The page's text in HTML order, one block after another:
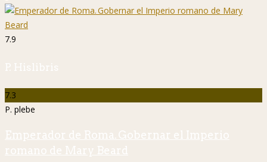
7.9
P. Hislibris
7.3
P. plebe
Emperador de Roma. Gobernar el Imperio
romano de Mary Beard